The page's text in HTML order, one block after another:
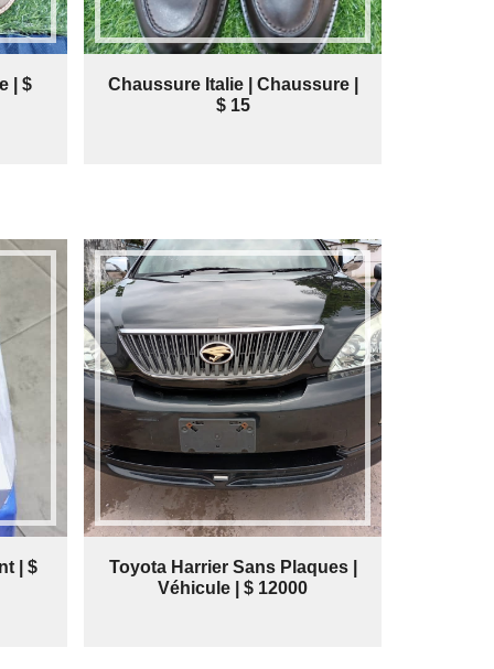
| $
Chaussure Italie | Chaussure |
$ 15
| $
Toyota Harrier Sans Plaques |
Véhicule | $ 12000